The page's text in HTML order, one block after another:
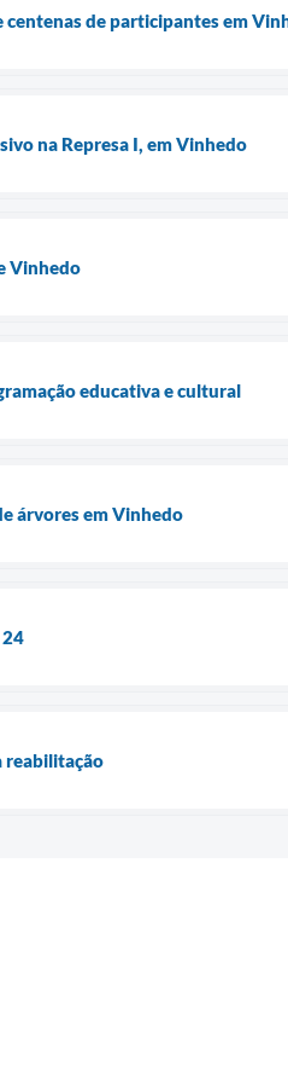
de participantes em
na Represa I, em Vinhedo
Vinhedo
educativa e cultural
árvores em Vinhedo
24
reabilitação